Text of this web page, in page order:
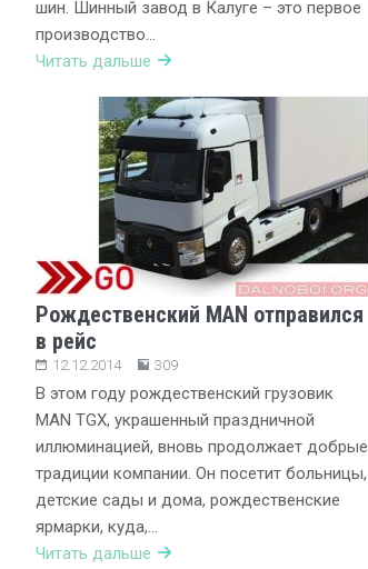
шин. Шинный завод в Калуге – это первое
производство…
Читать дальше
Рождественский MAN отправился
в рейс
12.12.2014 309
В этом году рождественский грузовик
MAN TGX, украшенный праздничной
иллюминацией, вновь продолжает добрые
традиции компании. Он посетит больницы,
детские сады и дома, рождественские
ярмарки, куда,…
Читать дальше